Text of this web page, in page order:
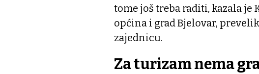
tome još treba raditi, kazala je
općina i grad Bjelovar,
zajednicu.
Za turizam nema